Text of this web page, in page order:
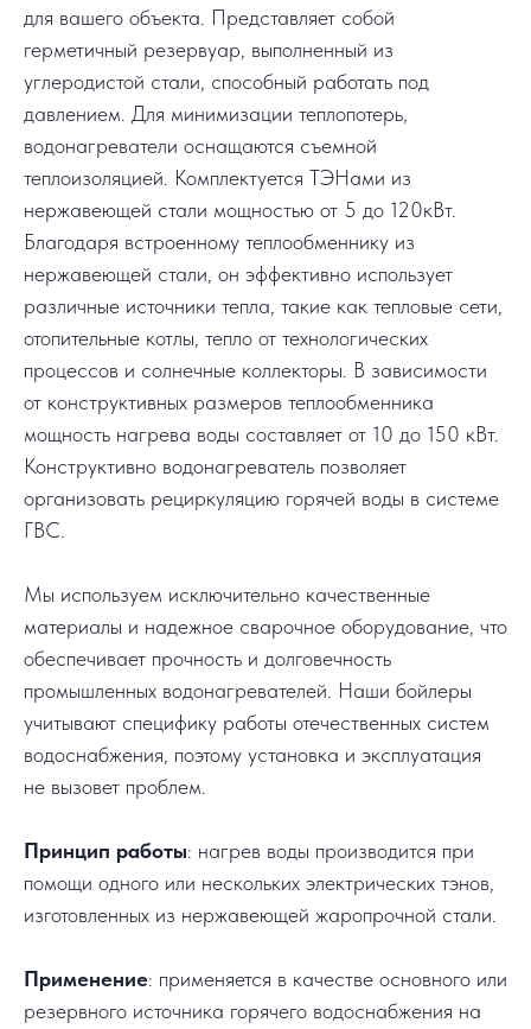
для вашего объекта. Представляет собой
герметичный резервуар, выполненный из
углеродистой стали, способный работать под
давлением. Для минимизации теплопотерь,
водонагреватели оснащаются съемной
теплоизоляцией. Комплектуется ТЭНами из
нержавеющей стали мощностью от 5 до 120кВт.
Благодаря встроенному теплообменнику из
нержавеющей стали, он эффективно использует
различные источники тепла, такие как тепловые сети,
отопительные котлы, тепло от технологических
процессов и солнечные коллекторы. В зависимости
от конструктивных размеров теплообменника
мощность нагрева воды составляет от 10 до 150 кВт.
Конструктивно водонагреватель позволяет
организовать рециркуляцию горячей воды в системе
ГВС.
Мы используем исключительно качественные
материалы и надежное сварочное оборудование, что
обеспечивает прочность и долговечность
промышленных водонагревателей. Наши бойлеры
учитывают специфику работы отечественных систем
водоснабжения, поэтому установка и эксплуатация
не вызовет проблем.
Принцип работы: нагрев воды производится при
помощи одного или нескольких электрических тэнов,
изготовленных из нержавеющей жаропрочной стали.
Применение: применяется в качестве основного или
резервного источника горячего водоснабжения на